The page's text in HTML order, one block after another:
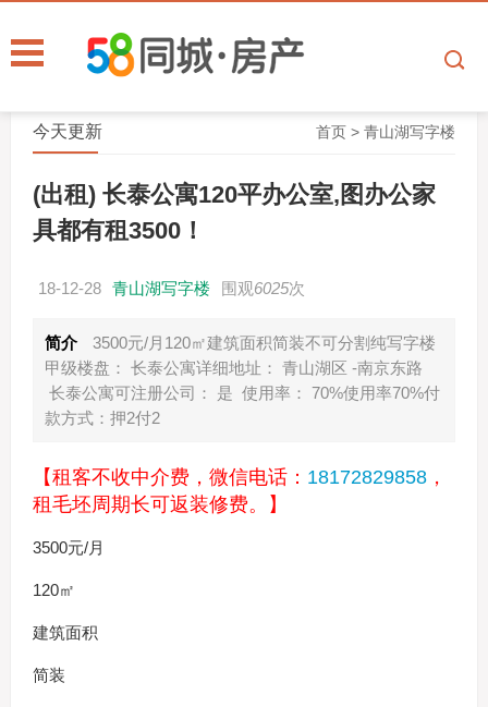
首页 >青山湖写字楼
今天更新
(出租) 长泰公寓120平办公室,图办公家
具都有租3500！
18-12-28 青山湖写字楼 围观6025次
简介
3500元/月120㎡建筑面积简装不可分割纯写字楼
甲级楼盘： 长泰公寓详细地址： 青山湖区 -南京东路
长泰公寓可注册公司： 是 使用率： 70%使用率70%付
款方式：押2付2
【租客不收中介费，微信电话： 18172829858，
租毛坯周期长可返装修费。】
3500元/月
120㎡
建筑面积
简装